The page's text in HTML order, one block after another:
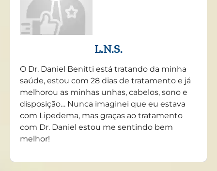
L.N.S.
O Dr. Daniel Benitti está tratando da minha
saúde, estou com 28 dias de tratamento e já
melhorou as minhas unhas, cabelos, sono e
disposição… Nunca imaginei que eu estava
com Lipedema, mas graças ao tratamento
com Dr. Daniel estou me sentindo bem
melhor!